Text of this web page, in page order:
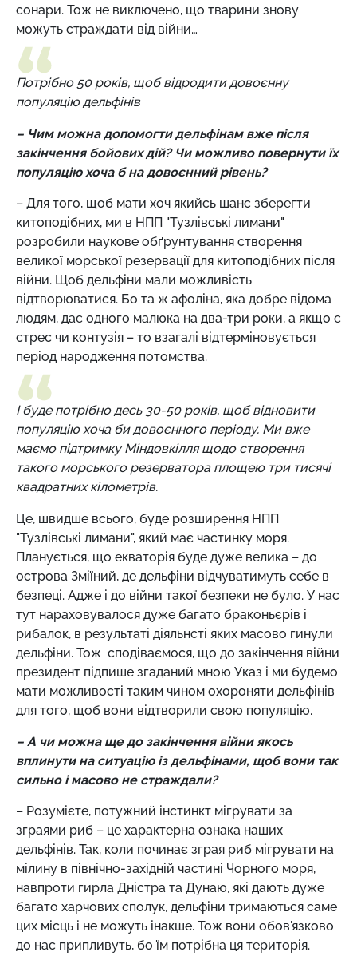
сонари. Тож не виключено, що тварини знову
можуть страждати від війни…
Потрібно 50 років, щоб відродити довоєнну
популяцію дельфінів
– Чим можна допомогти дельфінам вже після
закінчення бойових дій? Чи можливо повернути їх
популяцію хоча б на довоєнний рівень?
– Для того, щоб мати хоч якийсь шанс зберегти
китоподібних, ми в НПП "Тузлівські лимани"
розробили наукове обґрунтування створення
великої морської резервації для китоподібних після
війни. Щоб дельфіни мали можливість
відтворюватися. Бо та ж афоліна, яка добре відома
людям, дає одного малюка на два-три роки, а якщо є
стрес чи контузія – то взагалі відтерміновується
період народження потомства.
І буде потрібно десь 30-50 років, щоб відновити
популяцію хоча би довоєнного періоду. Ми вже
маємо підтримку Міндовкілля щодо створення
такого морського резерватора площею три тисячі
квадратних кілометрів.
Це, швидше всього, буде розширення НПП
"Тузлівські лимани", який має частинку моря.
Планується, що екваторія буде дуже велика – до
острова Зміїний, де дельфіни відчуватимуть себе в
безпеці. Адже і до війни такої безпеки не було. У нас
тут нараховувалося дуже багато браконьєрів і
рибалок, в результаті діяльнсті яких масово гинули
дельфіни. Тож сподіваємося, що до закінчення війни
президент підпише згаданий мною Указ і ми будемо
мати можливості таким чином охороняти дельфінів
для того, щоб вони відтворили свою популяцію.
– А чи можна ще до закінчення війни якось
вплинути на ситуацію із дельфінами, щоб вони так
сильно і масово не страждали?
– Розумієте, потужний інстинкт мігрувати за
зграями риб – це характерна ознака наших
дельфінів. Так, коли починає зграя риб мігрувати на
мілину в північно-західній частині Чорного моря,
навпроти гирла Дністра та Дунаю, які дають дуже
багато харчових сполук, дельфіни тримаються саме
цих місць і не можуть інакше. Тож вони обов'язково
до нас припливуть, бо їм потрібна ця територія.